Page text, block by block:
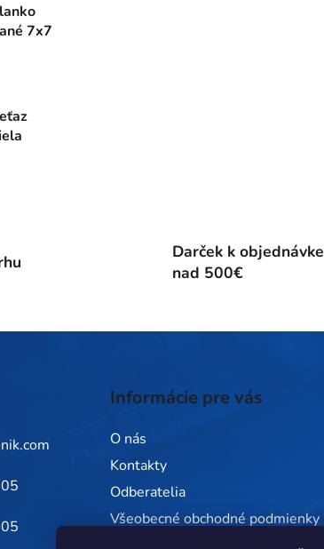
7x7
Darček k objednávke
nad 500€
Informácie pre vás
O nás
Kontakty
Odberatelia
Všeobecné obchodné podmienky